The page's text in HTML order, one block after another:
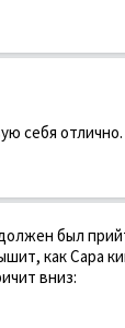
себя отлично.
был
как Сара
вниз: